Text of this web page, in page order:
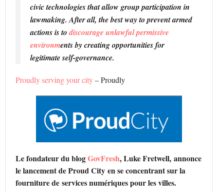
civic technologies that allow group participation in
lawmaking. After all, the best way to prevent armed
actions is todiscourage unlawful permissive
environments by creating opportunities for
legitimate self-governance.
Proudly serving your city– Proudly
Le fondateur du blogGovFresh, Luke Fretwell, annonce
le lancement de Proud City en se concentrant sur ​​la
fourniture de services numériques pour les villes.